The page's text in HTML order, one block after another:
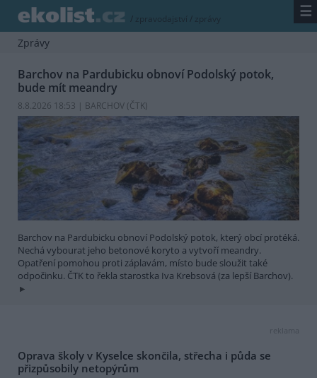
/ zpravodajství / zprávy ☰
Zprávy
Barchov na Pardubicku obnoví Podolský potok,
bude mít meandry
8.8.2026 18:53 | BARCHOV (ČTK)
Barchov na Pardubicku obnoví Podolský potok, který obcí protéká.
Nechá vybourat jeho betonové koryto a vytvoří meandry.
Opatření pomohou proti záplavám, místo bude sloužit také
odpočinku. ČTK to řekla starostka Iva Krebsová (za lepší Barchov).
reklama
Oprava školy v Kyselce skončila, střecha i půda se
přizpůsobily netopýrům